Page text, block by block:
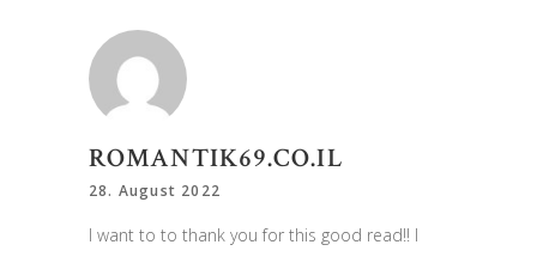
ROMANTIK69.CO.IL
28. August 2022
I want to to thank you for this good read!! I